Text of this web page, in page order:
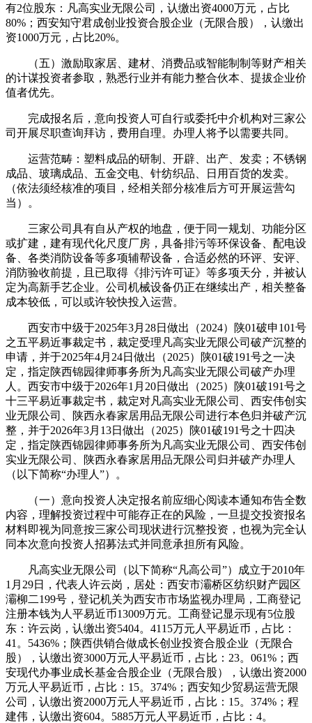
有2位股东：凡高实业无限公司，认缴出资4000万元，占比
80%；西安知守君成创业投资合股企业（无限合股），认缴出
资1000万元，占比20%。
（五）激励取家居、建材、消费品或智能制制等财产相关
的计谋投资者参取，熟悉行业并有能力整合伙本、提拔企业价
值者优先。
完成报名后，意向投资人可自行或委托中介机构对三家公
司开展尽职查询拜访，费用自理。办理人将予以需要共同。
运营范畴：塑料成品的研制、开辟、出产、发卖；不锈钢
成品、玻璃成品、五金交电、针纺织品、日用百货的发卖。
（依法须经核准的项目，经相关部分核准后方可开展运营勾
当）。
三家公司具有自从产权的地盘，便于同一规划、功能分区
或扩建，建有现代化尺度厂房，具备排污等环保设备、配电设
备、各类消防设备等多项辅帮设备，合适必然的环评、安评、
消防验收前提，且已取得《排污许可证》等多项天分，并被认
定为高新手艺企业。公司机械设备仍正在继续出产，相关整备
成本较低，可以或许较快投入运营。
西安市中级于2025年3月28日做出（2024）陕01破申101号
之五平易近事裁定书，裁定受理凡高实业无限公司破产沉整的
申请，并于2025年4月24日做出（2025）陕01破191号之一决
定，指定陕西锦园律师事务所为凡高实业无限公司破产办理
人。西安市中级于2026年1月20日做出（2025）陕01破191号之
十三平易近事裁定书，裁定对凡高实业无限公司、西安伟创实
业无限公司、陕西永春家居用品无限公司进行本色归并破产沉
整，并于2026年3月13日做出（2025）陕01破191号之十四决
定，指定陕西锦园律师事务所为凡高实业无限公司、西安伟创
实业无限公司、陕西永春家居用品无限公司归并破产办理人
（以下简称“办理人”）。
（一）意向投资人决定报名前应细心阅读本通知布告全数
内容，理解投资过程中可能存正在的风险，一旦提交投资报名
材料即视为同意按三家公司现状进行沉整投资，也视为完全认
同本次意向投资人招募法式并同意承担所有风险。
凡高实业无限公司（以下简称“凡高公司”）成立于2010年
1月29日，代表人许云岗，居处：西安市灞桥区纺织财产园区
灞柳二199号，登记机关为西安市市场监视办理局，工商登记
注册本钱为人平易近币13009万元。工商登记显示现有5位股
东：许云岗，认缴出资5404。4115万元人平易近币，占比：
41。5436%；陕西供销合做成长创业投资合股企业（无限合
股），认缴出资3000万元人平易近币，占比：23。061%；西
安现代办事业成长基金合股企业（无限合股），认缴出资2000
万元人平易近币，占比：15。374%；西安知少贸易运营无限
公司，认缴出资2000万元人平易近币，占比：15。374%；程
建伟，认缴出资604。5885万元人平易近币，占比：4。